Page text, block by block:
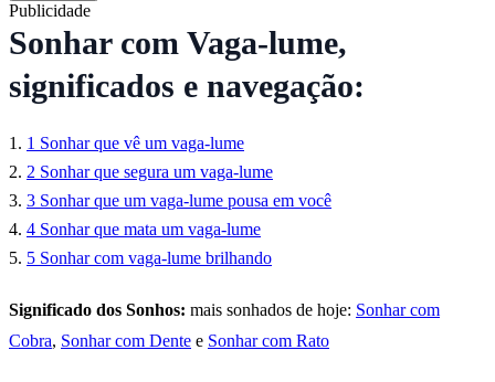
Publicidade
Sonhar com Vaga-lume,
significados e navegação:
1 Sonhar que vê um vaga-lume
2 Sonhar que segura um vaga-lume
3 Sonhar que um vaga-lume pousa em você
4 Sonhar que mata um vaga-lume
5 Sonhar com vaga-lume brilhando
Significado dos Sonhos: mais sonhados de hoje: Sonhar com
Cobra, Sonhar com Dente e Sonhar com Rato